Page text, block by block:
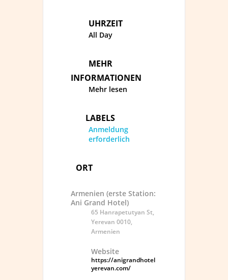
UHRZEIT
All Day
MEHR
INFORMATIONEN
Mehr lesen
LABELS
Anmeldung
erforderlich
ORT
Armenien (erste Station:
Ani Grand Hotel)
65 Hanrapetutyan St,
Yerevan 0010,
Armenien
Website
https://anigrandhotel
yerevan.com/